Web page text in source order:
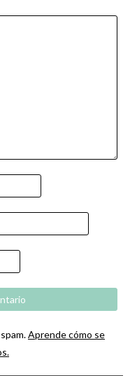
Aprende cómo se